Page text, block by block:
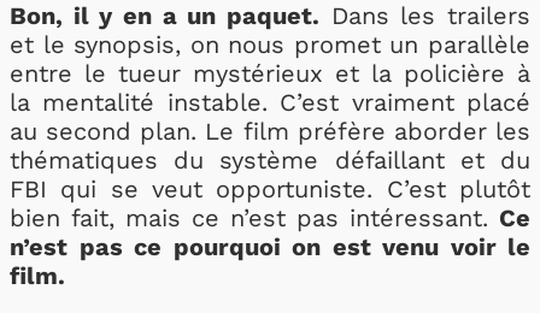
Bon, il y en a un paquet. Dans les trailers
et le synopsis, on nous promet un parallèle
entre le tueur mystérieux et la policière à
la mentalité instable. C’est vraiment placé
au second plan. Le film préfère aborder les
thématiques du système défaillant et du
FBI qui se veut opportuniste. C’est plutôt
bien fait, mais ce n’est pas intéressant. Ce
n’est pas ce pourquoi on est venu voir le
film.